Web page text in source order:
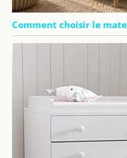
Comment choisir le